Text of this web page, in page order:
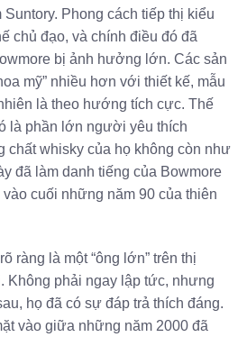
Phong cách tiếp thị kiểu
chủ đạo, và chính điều đó đã
bị ảnh hưởng lớn. Các sản
mỹ” nhiều hơn với thiết kế, mẫu
là theo hướng tích cực. Thế
là phần lớn người yêu thích
chất whisky của họ không còn như
đã làm danh tiếng của Bowmore
cuối những năm 90 của thiên
ràng là một “ông lớn” trên thị
Không phải ngay lập tức, nhưng
họ đã có sự đáp trả thích đáng.
vào giữa những năm 2000 đã